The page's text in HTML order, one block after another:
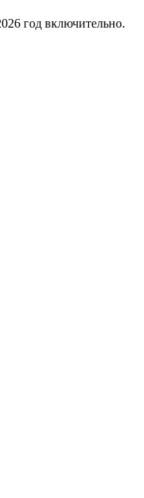
год включительно.